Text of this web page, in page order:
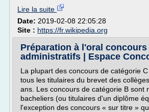
Lire la suite
Date: 2019-02-08 22:05:28
Site : https://fr.wikipedia.org
Préparation à l'oral concours
administratifs | Espace
La plupart des concours de catégorie
tous les titulaires du brevet des
ans. Les concours de catégorie B sont
bacheliers (ou titulaires d'un diplôme
l'exception des concours « sur titre »